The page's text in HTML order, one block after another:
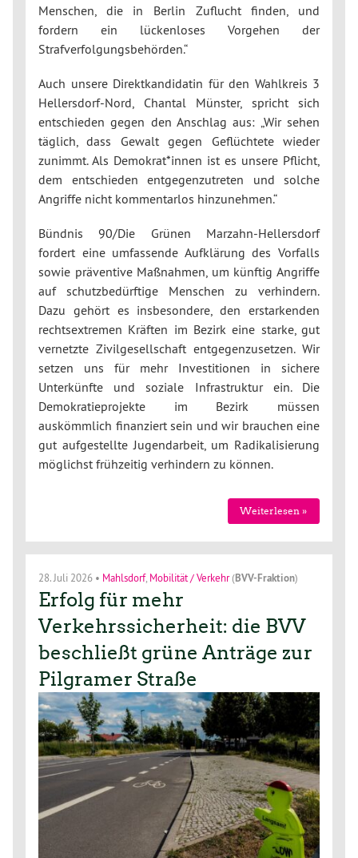
Menschen, die in Berlin Zuflucht finden, und
fordern ein lückenloses Vorgehen der
Strafverfolgungsbehörden.“
Auch unsere Direktkandidatin für den Wahlkreis 3
Hellersdorf-Nord, Chantal Münster, spricht sich
entschieden gegen den Anschlag aus: „Wir sehen
täglich, dass Gewalt gegen Geflüchtete wieder
zunimmt. Als Demokrat*innen ist es unsere Pflicht,
dem entschieden entgegenzutreten und solche
Angriffe nicht kommentarlos hinzunehmen.“
Bündnis 90/Die Grünen Marzahn-Hellersdorf
fordert eine umfassende Aufklärung des Vorfalls
sowie präventive Maßnahmen, um künftig Angriffe
auf schutzbedürftige Menschen zu verhindern.
Dazu gehört es insbesondere, den erstarkenden
rechtsextremen Kräften im Bezirk eine starke, gut
vernetzte Zivilgesellschaft entgegenzusetzen. Wir
setzen uns für mehr Investitionen in sichere
Unterkünfte und soziale Infrastruktur ein. Die
Demokratieprojekte im Bezirk müssen
auskömmlich finanziert sein und wir brauchen eine
gut aufgestellte Jugendarbeit, um Radikalisierung
möglichst frühzeitig verhindern zu können.
Weiterlesen »
28. Juli 2026 • Mahlsdorf, Mobilität / Verkehr(BVV-Fraktion)
Erfolg für mehr
Verkehrssicherheit: die BVV
beschließt grüne Anträge zur
Pilgramer Straße